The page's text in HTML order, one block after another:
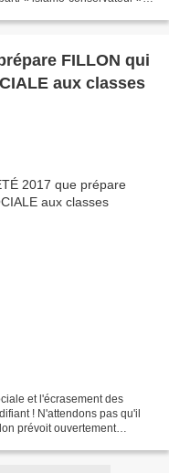
FILLON qui
aux classes
et l'écrasement des
! N'attendons pas qu'il
prévoit ouvertement